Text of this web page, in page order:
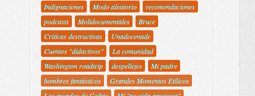
Indignaciones
Modo aleatorio
recomendaciones
podcasts
Molidocumentales
Bruce
Criticas destructivas
Unadocenade
Cuentos "didactivos"
La comunidad
Washington roadtrip
despellejes
Mi padre
hombres fantásticos
Grandes Momentos Etílicos